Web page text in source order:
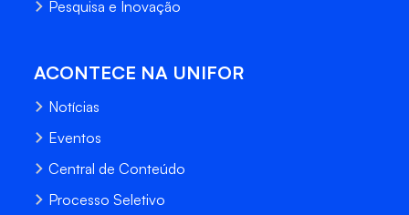
Pesquisa e Inovação
ACONTECE NA UNIFOR
Notícias
Eventos
Central de Conteúdo
Processo Seletivo